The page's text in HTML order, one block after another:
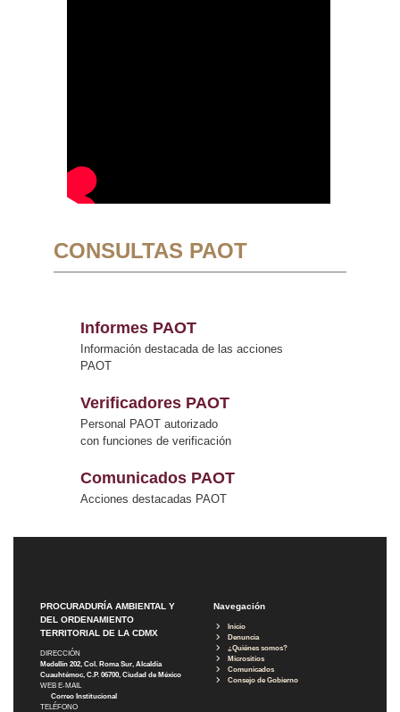
CONSULTAS PAOT
Informes PAOT
Información destacada de las acciones
PAOT
Verificadores PAOT
Personal PAOT autorizado
con funciones de verificación
Comunicados PAOT
Acciones destacadas PAOT
PROCURADURÍA AMBIENTAL Y
DEL ORDENAMIENTO
TERRITORIAL DE LA CDMX
DIRECCIÓN
Medellín 202, Col. Roma Sur, Alcaldía
Cuauhtémoc, C.P. 06700, Ciudad de México
WEB E-MAIL
Correo Institucional
TELÉFONO
Navegación
Inicio
Denuncia
¿Quiénes somos?
Micrositios
Comunicados
Consejo de Gobierno